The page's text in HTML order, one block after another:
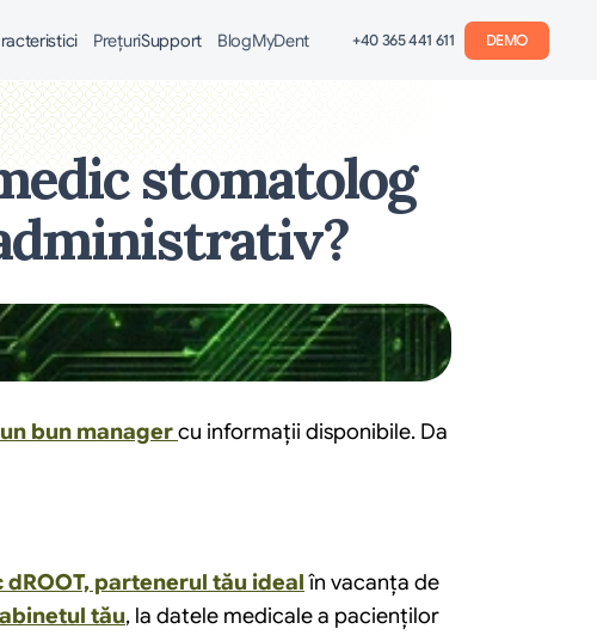
Support
Preţuri BlogMyDent +40 365 441 611 DEMO
stomatolog
bun manager cu informații disponibile. Da
partenerul tău ideal în vacanța de
tău, la datele medicale a pacienților